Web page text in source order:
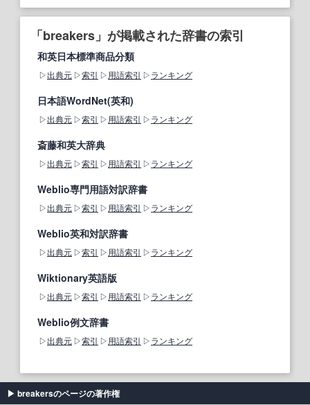
「breakers」が掲載された辞書の索引
和英日本標準商品分類
出典元 索引 用語索引 ランキング
日本語WordNet(英和)
出典元 索引 用語索引 ランキング
斎藤和英大辞典
出典元 索引 用語索引 ランキング
Weblio専門用語対訳辞書
出典元 索引 用語索引 ランキング
Weblio英和対訳辞書
出典元 索引 用語索引 ランキング
Wiktionary英語版
出典元 索引 用語索引 ランキング
Weblio例文辞書
出典元 索引 用語索引 ランキング
breakersのページの著作権